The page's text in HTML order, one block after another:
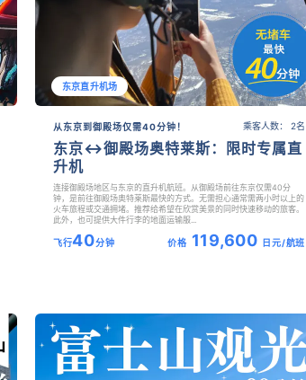
东京直升机场
乘客人数： 2名
从东京到御殿场仅需40分钟！
东京↔御殿场奥特莱斯：限时专属直
升机
连接御殿场地区与东京的直升机航班。从御殿场前往东京仅需40分
钟，是前往御殿场奥特莱斯最快的方式。无需担心通常需两小时以上的
火车旅程或交通拥堵。推荐给希望在欣赏美景的同时快速移动的旅客。
此外，也可提供大件行李的地面运输服...
飞行40分钟 价格 119,600 日元/航班